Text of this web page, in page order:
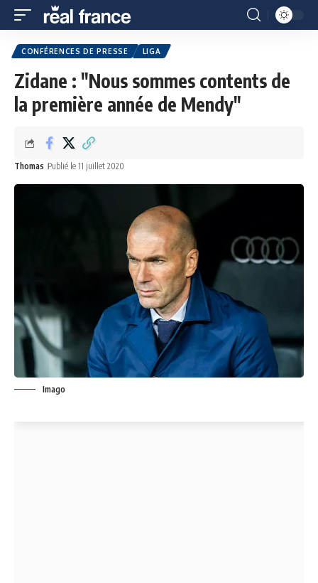
CONFÉRENCES DE PRESSE LIGA
Zidane : "Nous sommes contents de
la première année de Mendy"
Thomas Publié le 11 juillet 2020
Imago